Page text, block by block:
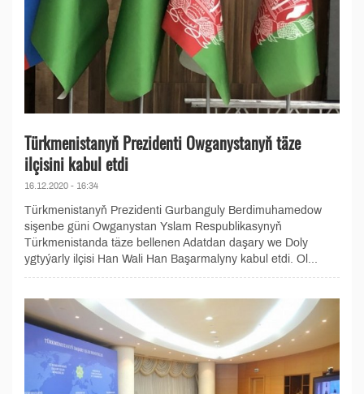
Türkmenistanyň Prezidenti Owganystanyň täze
ilçisini kabul etdi
16.12.2020 - 16:34
Türkmenistanyň Prezidenti Gurbanguly Berdimuhamedow
sişenbe güni Owganystan Yslam Respublikasynyň
Türkmenistanda täze bellenen Adatdan daşary we Doly
ygtyýarly ilçisi Han Wali Han Başarmalyny kabul etdi. Ol...